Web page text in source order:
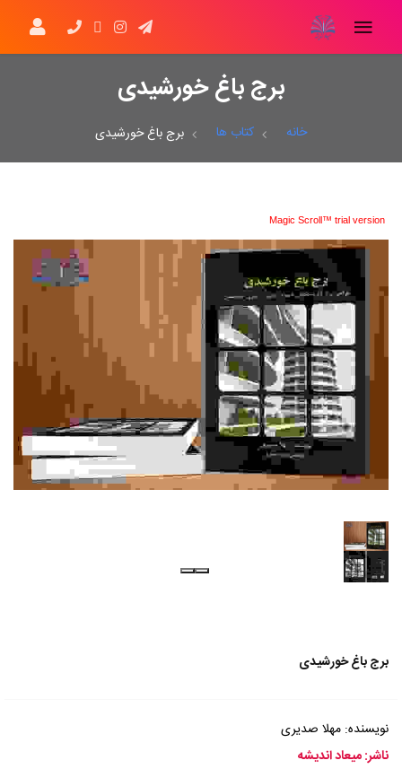
برج باغ خورشیدی
خانه کتاب ها برج باغ خورشیدی
Magic Scroll™ trial version
برج باغ خورشیدی
نویسنده: مهلا صدیری
ناشر: میعاد اندیشه